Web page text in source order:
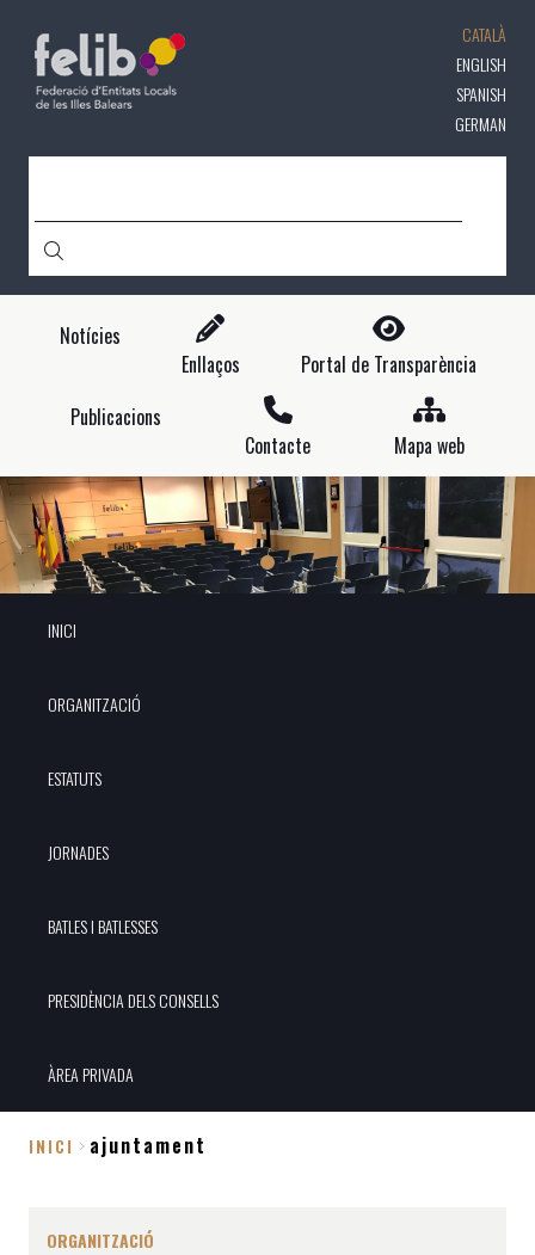
contingut
CATALÀ
ENGLISH
SPANISH
GERMAN
Notícies
Enllaços
Portal de Transparència
Publicacions
Contacte
Mapa web
INICI
ORGANITZACIÓ
ESTATUTS
JORNADES
BATLES I BATLESSES
PRESIDÈNCIA DELS CONSELLS
ÀREA PRIVADA
INICI ajuntament
ORGANITZACIÓ